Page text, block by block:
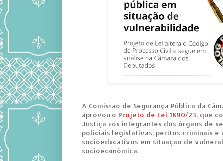
A Comissão de Segurança Pública da
aprovou o Projeto de Lei 1890/23, que
Justiça aos integrantes dos órgãos de
policiais legislativas, peritos criminais e
socioeducativos em situação de
socioeconômica.